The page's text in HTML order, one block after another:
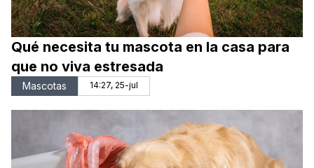
Qué necesita tu mascota en la casa para
que no viva estresada
Mascotas 14:27, 25-jul